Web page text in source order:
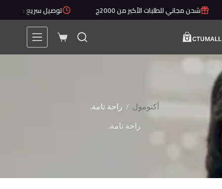
التجاوزشحن مجاني للطلبات الأكبر من 2000ج توصيل سريع خلال 1 - 5 أيام
عربة
أكتومول / راحة تامة.
راحة تامة.